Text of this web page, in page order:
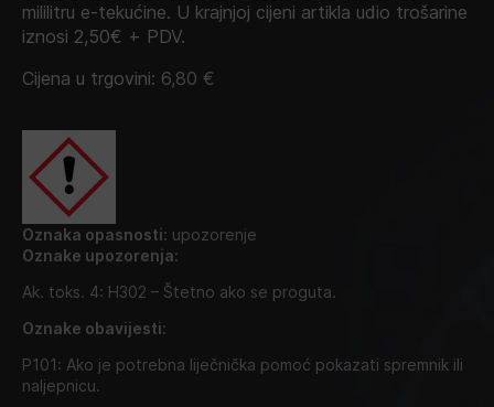
mililitru e-tekućine. U krajnjoj cijeni artikla udio trošarine
iznosi 2,50€ + PDV.
Cijena u trgovini: 6,80 €
Oznaka opasnosti: upozorenje
Oznake upozorenja:
Ak. toks. 4: H302 – Štetno ako se proguta.
Oznake obavijesti:
P101: Ako je potrebna liječnička pomoć pokazati spremnik ili
naljepnicu.